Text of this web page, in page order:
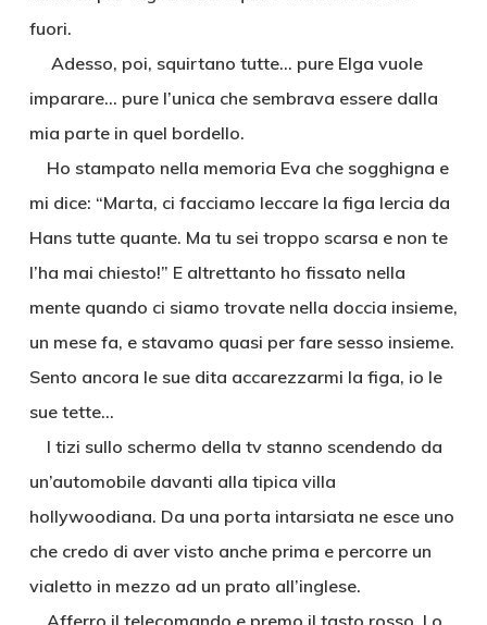
fuori.
Adesso, poi, squirtano tutte… pure Elga vuole
imparare… pure l’unica che sembrava essere dalla
mia parte in quel bordello.
Ho stampato nella memoria Eva che sogghigna e
mi dice: “Marta, ci facciamo leccare la figa lercia da
Hans tutte quante. Ma tu sei troppo scarsa e non te
l’ha mai chiesto!” E altrettanto ho fissato nella
mente quando ci siamo trovate nella doccia insieme,
un mese fa, e stavamo quasi per fare sesso insieme.
Sento ancora le sue dita accarezzarmi la figa, io le
sue tette…
I tizi sullo schermo della tv stanno scendendo da
un’automobile davanti alla tipica villa
hollywoodiana. Da una porta intarsiata ne esce uno
che credo di aver visto anche prima e percorre un
vialetto in mezzo ad un prato all’inglese.
Afferro il telecomando e premo il tasto rosso. Lo